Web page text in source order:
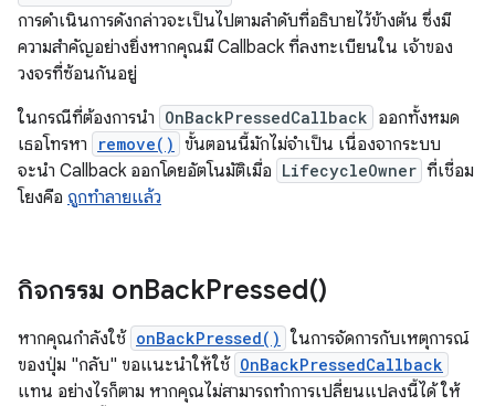
การดำเนินการดังกล่าวจะเป็นไปตามลำดับที่อธิบายไว้ข้างต้น ซึ่งมี
ความสำคัญอย่างยิ่งหากคุณมี Callback ที่ลงทะเบียนใน เจ้าของ
วงจรที่ซ้อนกันอยู่
ในกรณีที่ต้องการนำ OnBackPressedCallback ออกทั้งหมด
เธอโทรหา
remove() ขั้นตอนนี้มักไม่จำเป็น เนื่องจากระบบ
จะนํา Callback ออกโดยอัตโนมัติเมื่อ LifecycleOwner ที่เชื่อม
โยงคือ ถูกทำลายแล้ว
กิจกรรม onBackPressed()
หากคุณกำลังใช้ onBackPressed() ในการจัดการกับเหตุการณ์
ของปุ่ม "กลับ" ขอแนะนำให้ใช้ OnBackPressedCallback
แทน อย่างไรก็ตาม หากคุณไม่สามารถทำการเปลี่ยนแปลงนี้ได้ ให้